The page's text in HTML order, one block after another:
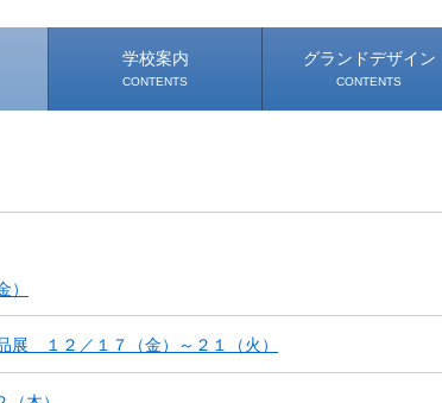
学校案内
CONTENTS
グランドデザイン
CONTENTS
展 １２／１７（金）～２１（火）